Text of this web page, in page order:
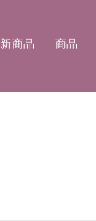
新商品 商品